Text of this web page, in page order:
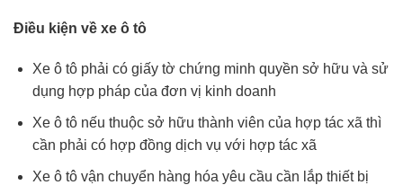
Điều kiện về xe ô tô
Xe ô tô phải có giấy tờ chứng minh quyền sở hữu và sử
dụng hợp pháp của đơn vị kinh doanh
Xe ô tô nếu thuộc sở hữu thành viên của hợp tác xã thì
cần phải có hợp đồng dịch vụ với hợp tác xã
Xe ô tô vận chuyển hàng hóa yêu cầu cần lắp thiết bị